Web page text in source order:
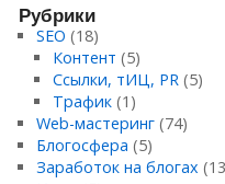
Рубрики
SEO (18)
Контент (5)
Ссылки, тИЦ, PR (5)
Трафик (1)
Web-мастеринг(74)
Блогосфера (5)
Заработок на блогах